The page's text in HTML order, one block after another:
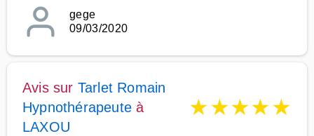
gege
09/03/2020
Avis sur Tarlet Romain
Hypnothérapeute à
LAXOU
★★★★★